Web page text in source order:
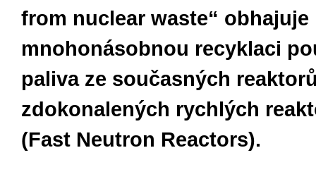
from nuclear waste“ obhajuje
mnohonásobnou recyklaci
paliva ze současných
zdokonalených rychlých
(Fast Neutron Reactors).